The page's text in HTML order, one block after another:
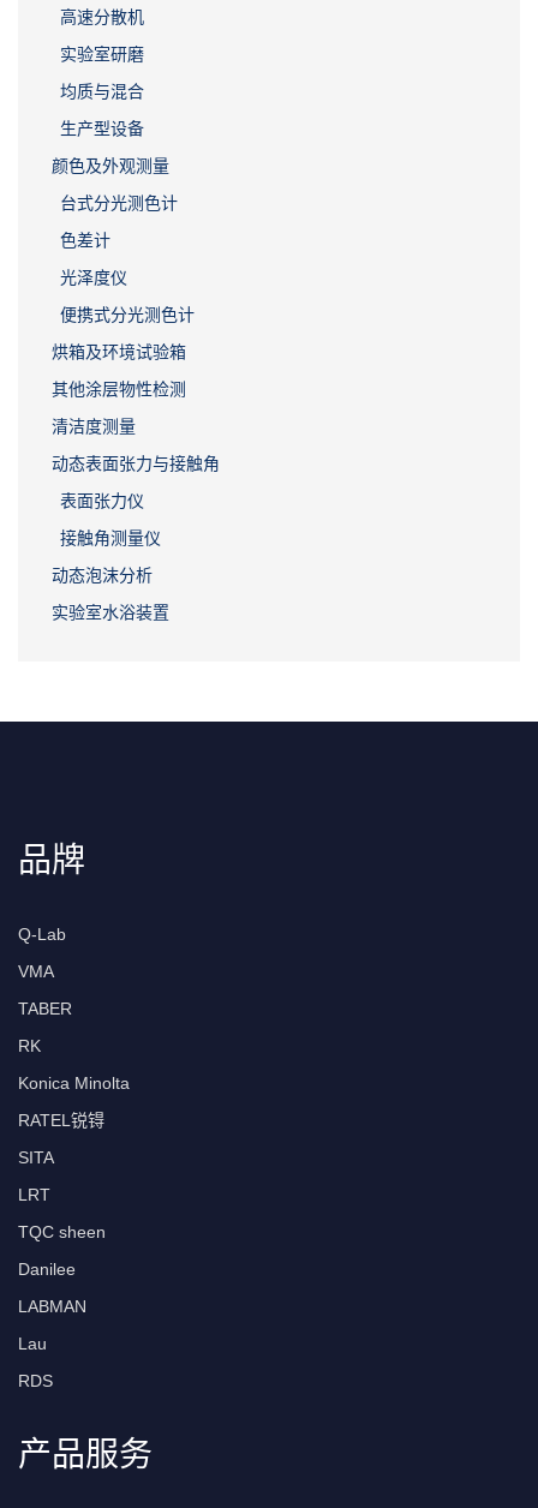
高速分散机
实验室研磨
均质与混合
生产型设备
颜色及外观测量
台式分光测色计
色差计
光泽度仪
便携式分光测色计
烘箱及环境试验箱
其他涂层物性检测
清洁度测量
动态表面张力与接触角
表面张力仪
接触角测量仪
动态泡沫分析
实验室水浴装置
品牌
Q-Lab
VMA
TABER
RK
Konica Minolta
RATEL锐锝
SITA
LRT
TQC sheen
Danilee
LABMAN
Lau
RDS
产品服务